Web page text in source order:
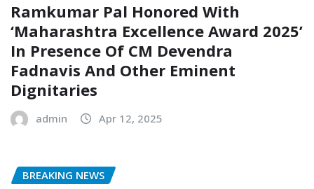
Ramkumar Pal Honored With
‘Maharashtra Excellence Award 2025’
In Presence Of CM Devendra
Fadnavis And Other Eminent
Dignitaries
admin Apr 12, 2025
BREAKING NEWS